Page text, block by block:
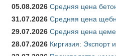
05.08.2026 Средняя цена
31.07.2026 Средняя цена
29.07.2026 Средняя цена
28.07.2026 Киргизия: Экспорт